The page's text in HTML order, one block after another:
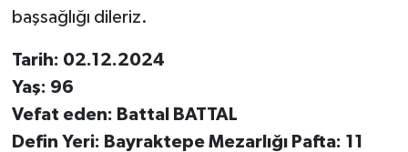
başsağlığı dileriz.
Tarih: 02.12.2024
Yaş: 96
Vefat eden: Battal BATTAL
Defin Yeri: Bayraktepe Mezarlığı Pafta: 11